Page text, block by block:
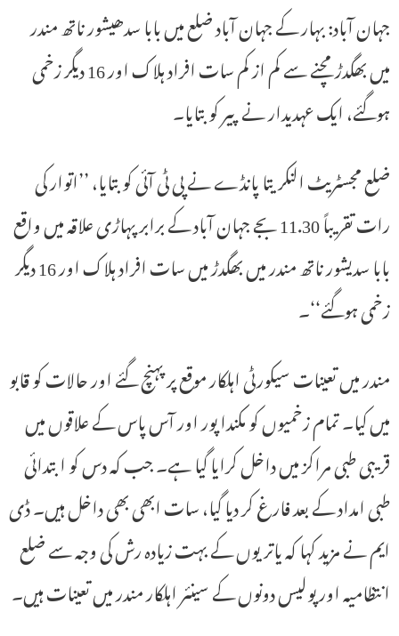
جہان آباد: بہار کے جہان آباد ضلع میں بابا سدھیشور ناتھ مندر
میں بھگدڑ مچنے سے کم از کم سات افراد ہلاک اور 16 دیگر زخمی
ہوگئے، ایک عہدیدار نے پیر کو بتایا۔
ضلع مجسٹریٹ النکریتا پانڈے نے پی ٹی آئی کو بتایا، ’’اتوار کی
رات تقریباً 11.30 بجے جہان آباد کے برابر پہاڑی علاقہ میں واقع
بابا سدیشور ناتھ مندر میں بھگدڑ میں سات افراد ہلاک اور 16 دیگر
زخمی ہوگئے‘‘۔
مندر میں تعینات سیکورٹی اہلکار موقع پر پہنچ گئے اور حالات کو قابو
میں کیا۔ تمام زخمیوں کو مکندا پور اور آس پاس کے علاقوں میں
قریبی طبی مراکز میں داخل کرایا گیا ہے۔ جب کہ دس کو ابتدائی
طبی امداد کے بعد فارغ کر دیا گیا، سات ابھی بھی داخل ہیں۔ ڈی
ایم نے مزید کہا کہ یاتریوں کے بہت زیادہ رش کی وجہ سے ضلع
انتظامیہ اور پولیس دونوں کے سینئر اہلکار مندر میں تعینات ہیں۔